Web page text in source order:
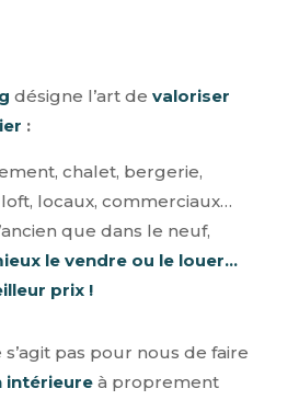
désigne l’art de valoriser
:
chalet, bergerie,
locaux, commerciaux…
que dans le neuf,
le vendre ou le louer…
prix !
s’agit pas pour nous de faire
intérieureà proprement